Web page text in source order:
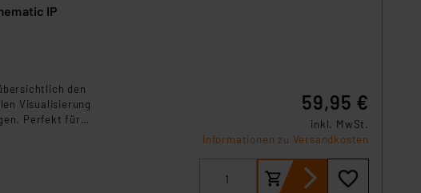
IP
den
Visualisierung
Perfekt für
Status-LEDs als
59,95 €
inkl. MwSt.
Informationen zu Versandkosten